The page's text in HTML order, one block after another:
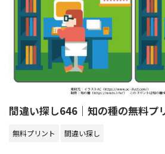
間違い探し646｜知の種の無料プ
無料プリント 間違い探し